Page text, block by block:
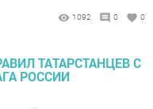
1092 0 0